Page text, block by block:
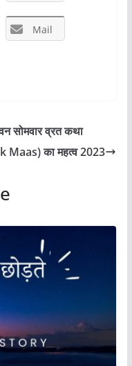
Mail
सोमवार व्रत कथा
Maas) का महत्व 2023